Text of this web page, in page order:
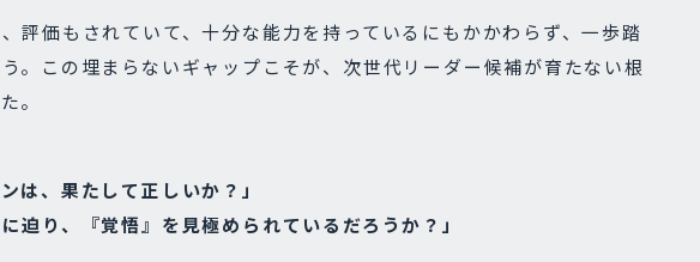
評価もされていて、十分な能力を持っているにもかかわらず、一歩踏
。この埋まらないギャップこそが、次世代リーダー候補が育たない根
。
は、果たして正しいか？」
迫り、『覚悟』を見極められているだろうか？」